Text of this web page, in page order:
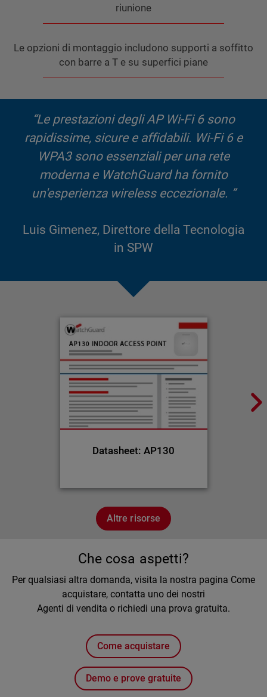
riunione
Le opzioni di montaggio includono supporti a soffitto
con barre a T e su superfici piane
“Le prestazioni degli AP Wi-Fi 6 sono
rapidissime, sicure e affidabili. Wi-Fi 6 e
WPA3 sono essenziali per una rete
moderna e WatchGuard ha fornito
un'esperienza wireless eccezionale. ”
Luis Gimenez, Direttore della Tecnologia
in SPW
Datasheet: AP130
Altre risorse
Che cosa aspetti?
Per qualsiasi altra domanda, visita la nostra pagina Come
acquistare, contatta uno dei nostri
Agenti di vendita o richiedi una prova gratuita.
Come acquistare
Demo e prove gratuite